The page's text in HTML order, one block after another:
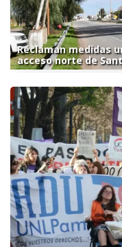
Reclaman medidas
acceso norte de